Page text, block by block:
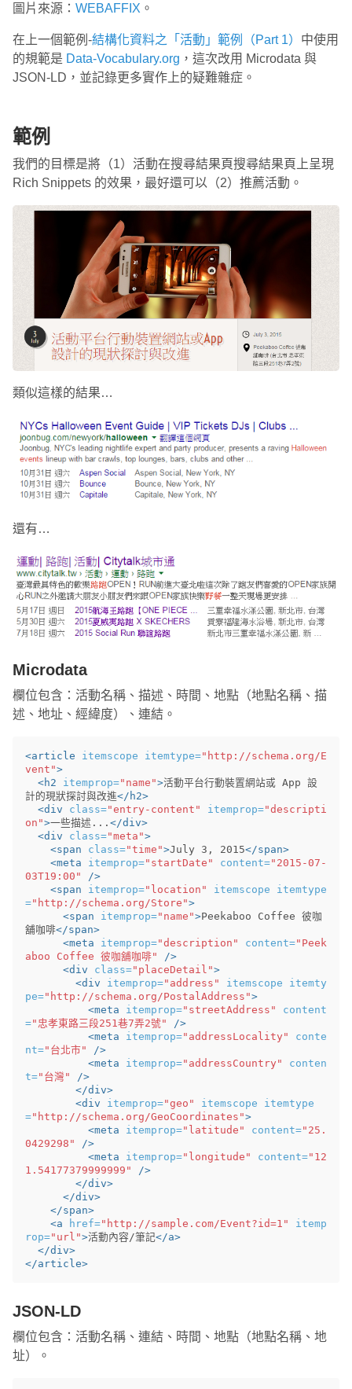
圖片來源： WEBAFFIX 。
在上一個範例-結構化資料之「活動」範例（Part 1） 中使用
的規範是 Data-Vocabulary.org ，這次改用 Microdata 與
JSON-LD，並記錄更多實作上的疑難雜症。
範例
我們的目標是將（1）活動在搜尋結果頁搜尋結果頁上呈現
Rich Snippets 的效果，最好還可以（2）推薦活動。
類似這樣的結果…
還有…
Microdata
欄位包含：活動名稱、描述、時間、地點（地點名稱、描
述、地址、經緯度）、連結。
<article itemscope itemtype="http://schema.org/E
vent">
<h2
itemprop="name">活動平台行動裝置網站或 App 設
計的現狀探討與改進</h2>
<div
class="entry-content" itemprop="descripti
on">一些描述... </div>
<div
class="meta">
<span
class="time">July 3, 2015</span>
<meta
itemprop="startDate" content="2015-07-
03T19:00"
/>
<span
itemprop="location" itemscope
itemtype
="http://schema.org/Store">
<span
itemprop="name">Peekaboo Coffee 彼咖
舖咖啡</span>
<meta
itemprop="description" content="Peek
aboo Coffee 彼咖舖咖啡"
/>
<div
class="placeDetail">
<div
itemprop="address" itemscope
itemty
pe="http://schema.org/PostalAddress">
<meta
itemprop="streetAddress"
content
="忠孝東路三段251巷7弄2號"
/>
<meta
itemprop="addressLocality"
conte
nt="台北市"
/>
<meta
itemprop="addressCountry"
conten
t="台灣"
/>
</div>
<div
itemprop="geo" itemscope
itemtype
="http://schema.org/GeoCoordinates">
<meta
itemprop="latitude" content="25.
0429298"
/>
<meta
itemprop="longitude" content="12
1.54177379999999"
/>
</div>
</div>
</span>
<a
href="http://sample.com/Event?id=1"
itemp
rop="url">活動內容/筆記</a>
</div>
</article>
JSON-LD
欄位包含：活動名稱、連結、時間、地點（地點名稱、地
址）。